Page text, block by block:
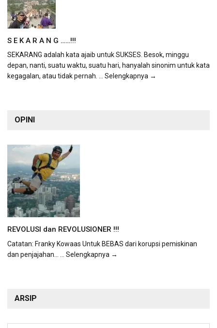
S E K A R A N G ……!!!
SEKARANG adalah kata ajaib untuk SUKSES. Besok, minggu
depan, nanti, suatu waktu, suatu hari, hanyalah sinonim untuk kata
kegagalan, atau tidak pernah. ... Selengkapnya →
OPINI
REVOLUSI dan REVOLUSIONER !!!
Catatan: Franky Kowaas Untuk BEBAS dari korupsi pemiskinan
dan penjajahan...
... Selengkapnya →
ARSIP